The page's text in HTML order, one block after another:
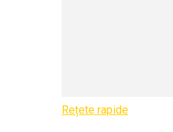
Rețete rapide